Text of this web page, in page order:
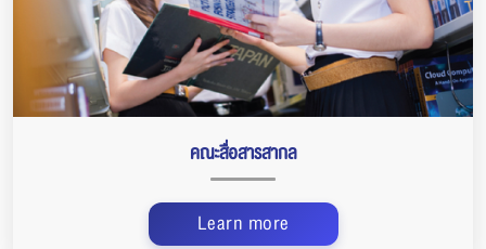
คณะสื่อสารสากล
Learn more